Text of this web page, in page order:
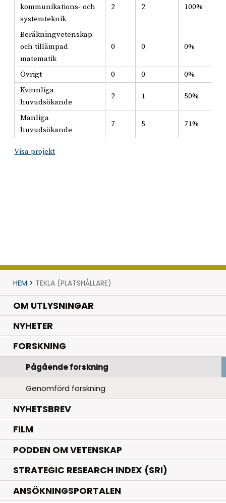
kommunikations- och
systemteknik
2 2 100%
Beräkningvetenskap
och tillämpad
matematik
0 0 0%
Övrigt 0 0
0%
Kvinnliga
huvudsökande
2 1 50%
Manliga
huvudsökande
7 5 71%
Visa projekt
HEM > TEKLA (PLATSHÅLLARE)
OM UTLYSNINGAR
NYHETER.
FORSKNING.
Pågående forskning
Genomförd forskning
NYHETSBREV
FILM
PODDEN OM VETENSKAP
STRATEGIC RESEARCH INDEX (SRI)
ANSÖKNINGSPORTALEN